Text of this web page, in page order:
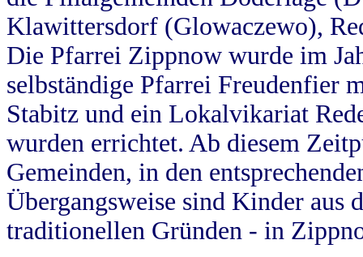
Klawittersdorf (Glowaczewo),
Die Pfarrei Zippnow wurde im
selbständige Pfarrei Freudenfier
Stabitz und ein Lokalvikariat
wurden errichtet. Ab diesem
Gemeinden, in den
Übergangsweise sind Kinder aus
traditionellen Gründen - in